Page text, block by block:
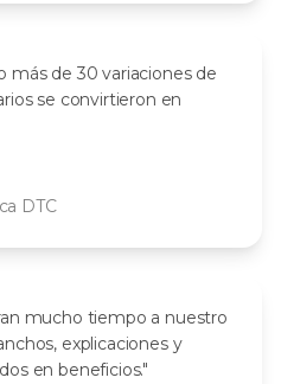
más de 30 variaciones de
se convirtieron en
DTC
mucho tiempo a nuestro
explicaciones y
en beneficios."